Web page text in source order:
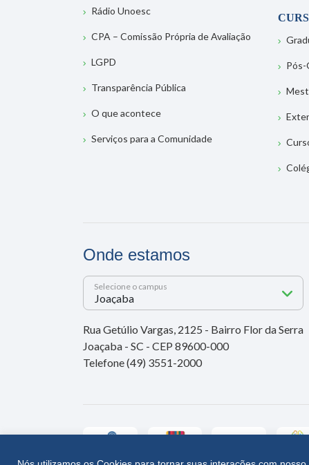
Rádio Unoesc
CPA – Comissão Própria de Avaliação
LGPD
Transparência Pública
O que acontece
Serviços para a Comunidade
Pós-
Onde estamos
Selecione o campus
Rua Getúlio Vargas, 2125 - Bairro Flor da Serra
Joaçaba - SC - CEP 89600-000
Telefone (49) 3551-2000